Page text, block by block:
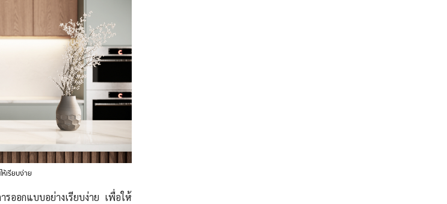
เรียบง่าย
ออกแบบอย่างเรียบง่าย เพื่อให้